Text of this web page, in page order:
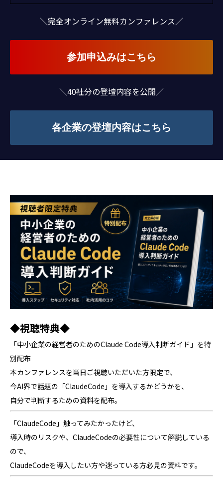
＼完全オンライン無料カンファレンス／
参加申込みはこちら
＼40社分の登壇内容を公開／
各企業の登壇内容はこちら
◆視聴特典◆
「中小企業の経営者のためのClaude Code導入判断ガイド」を特
別配布
本カンファレンスを当日ご視聴いただいた方限定で、
今AI界で話題の「ClaudeCode」を導入するかどうかを、
自分で判断するための資料を配布。
「ClaudeCode」触ってみたかったけど、
導入時のリスクや、ClaudeCodeの必要性について解説している
ので、
ClaudeCodeを導入したい方や迷っている方必見の資料です。